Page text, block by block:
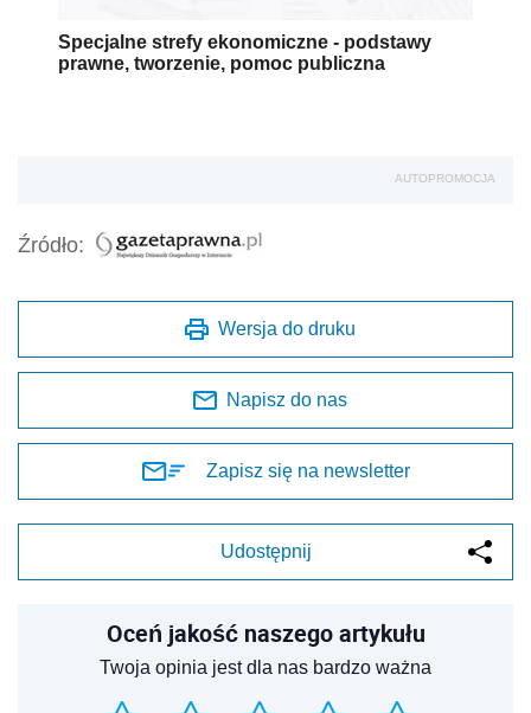
Specjalne strefy ekonomiczne - podstawy
prawne, tworzenie, pomoc publiczna
AUTOPROMOCJA
Źródło:
Wersja do druku
Napisz do nas
Zapisz się na newsletter
Udostępnij
Oceń jakość naszego artykułu
Twoja opinia jest dla nas bardzo ważna